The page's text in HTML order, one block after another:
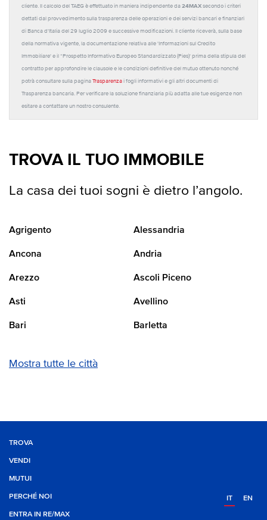
cliente. Il calcolo del TAEG è effettuato in maniera indipendente da 24MAX secondo i criteri
dettati dal provvedimento sulla trasparenza delle operazioni e dei servizi bancari e finanziari
di Banca d'Italia del 29 luglio 2009 e successive modificazioni. Il cliente riceverà, sulla base
della normativa vigente, la documentazione relativa alle 'Informazioni sul Credito
Immobiliare' e il “Prospetto Informativo Europeo Standardizzato (Pies)' prima della stipula del
contratto per approfondire le clausole e le condizioni definitive del mutuo ottenuto nonché
potrà consultare sulla pagina Trasparenza i fogli informativi e gli altri documenti di
Trasparenza bancaria. Per verificare la soluzione finanziaria più adatta alle tue esigenze non
esitare a contattare un nostro consulente.
TROVA IL TUO IMMOBILE
La casa dei tuoi sogni è dietro l’angolo.
Agrigento Alessandria
Ancona Andria
Arezzo Ascoli Piceno
Asti Avellino
Bari Barletta
Mostra tutte le città
TROVA
VENDI
MUTUI
PERCHÉ NOI
ENTRA IN RE/MAX
IT EN